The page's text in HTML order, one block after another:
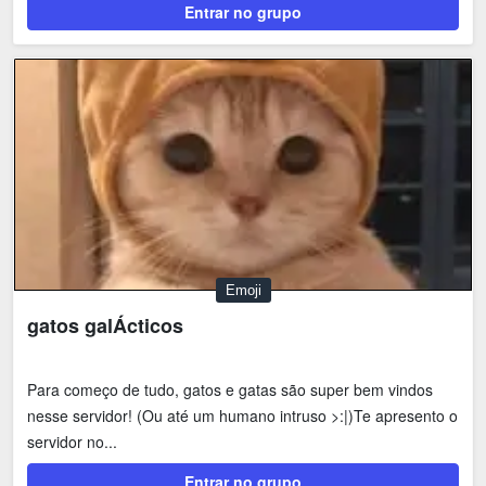
Entrar no grupo
Emoji
gatos galÁcticos
Para começo de tudo, gatos e gatas são super bem vindos
nesse servidor! (Ou até um humano intruso >:|)Te apresento o
servidor no...